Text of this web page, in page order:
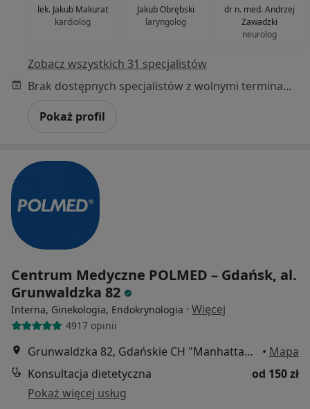
lek. Jakub Makurat
kardiolog
Jakub Obrębski
laryngolog
dr n. med. Andrzej
Zawadzki
neurolog
Zobacz wszystkich 31 specjalistów
Brak dostępnych specjalistów z wolnymi terminami w tym centrum medycznym.
Pokaż profil
Centrum Medyczne POLMED – Gdańsk, al.
Grunwaldzka 82
Interna, Ginekologia, Endokrynologia · Więcej
4917 opinii
Grunwaldzka 82, Gdańskie CH "Manhattan", Gdańsk • Mapa
Konsultacja dietetyczna
od 150 zł
Pokaż więcej usług